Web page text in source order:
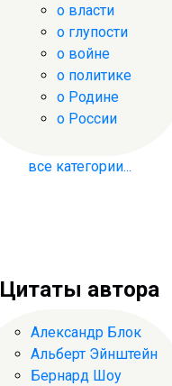
о власти
о глупости
о войне
о политике
о Родине
о России
все категории...
Цитаты автора
Александр Блок
Альберт Эйнштейн
Бернард Шоу